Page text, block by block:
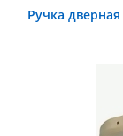
Ручка